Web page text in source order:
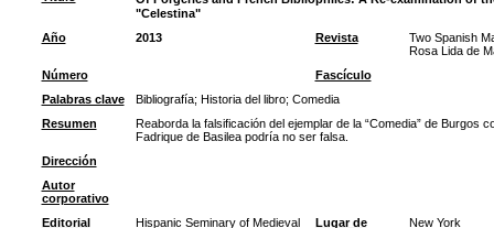
"Celestina"
Año
2013 Revista
Two Spanish
Rosa Lida de
Número
Fascículo
Palabras clave
Bibliografía; Historia del libro; Comedia
Resumen
Reaborda la falsificación del ejemplar de la “Comedia” de
Fadrique de Basilea podría no ser falsa.
Dirección
Autor
corporativo
Editorial
Hispanic Seminary of Medieval
Lugar de
New York